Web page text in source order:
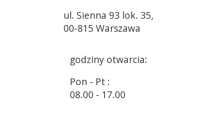
ul. Sienna 93 lok. 35,
00-815 Warszawa
godziny otwarcia:
Pon - Pt :
08.00 - 17.00